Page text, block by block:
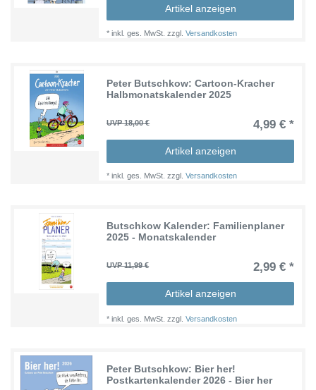
Artikel anzeigen
*inkl. ges. MwSt. zzgl.Versandkosten
Peter Butschkow: Cartoon-Kracher
Halbmonatskalender 2025
UVP 18,00 € 4,99 € *
Artikel anzeigen
*inkl. ges. MwSt. zzgl.Versandkosten
Butschkow Kalender: Familienplaner
2025 - Monatskalender
UVP 11,99 € 2,99 € *
Artikel anzeigen
*inkl. ges. MwSt. zzgl.Versandkosten
Peter Butschkow: Bier her!
Postkartenkalender 2026 - Bier her